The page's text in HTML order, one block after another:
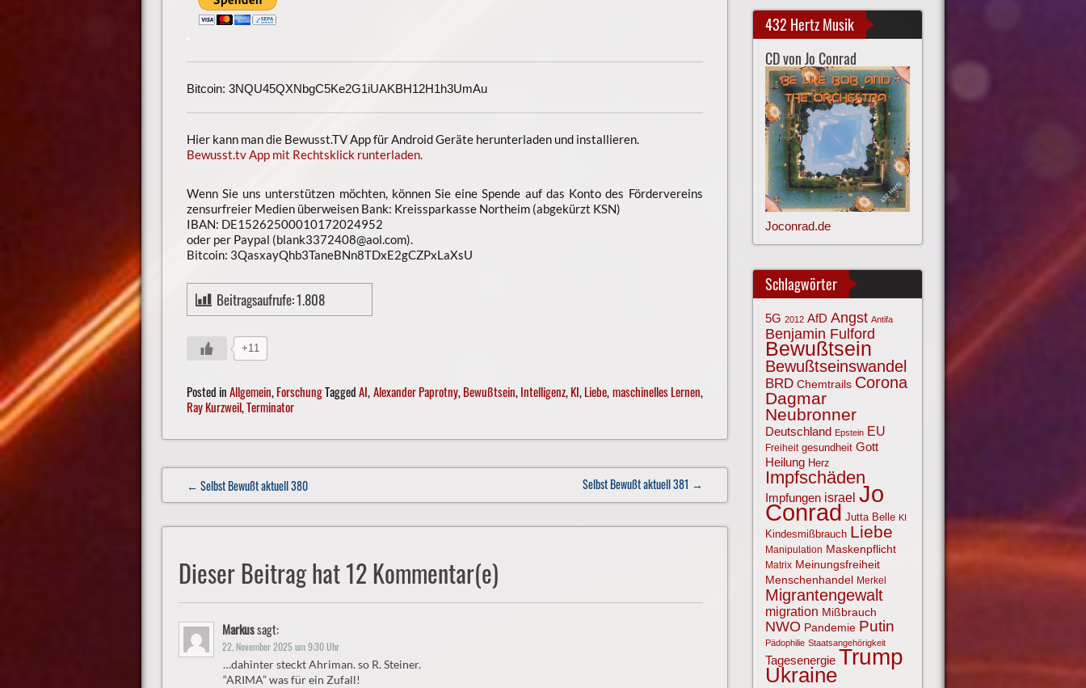
Bitcoin: 3NQU45QXNbgC5Ke2G1iUAKBH12H1h3UmAu
Hier kann man die Bewusst.TV App für Android Geräte herunterladen und installieren.
Bewusst.tv App mit Rechtsklick runterladen.
Wenn Sie uns unterstützen möchten, können Sie eine Spende auf das Konto des Fördervereins
zensurfreier Medien überweisen Bank: Kreissparkasse Northeim (abgekürzt KSN)
IBAN: DE15262500010172024952
oder per Paypal (blank3372408@aol.com).
Bitcoin: 3QasxayQhb3TaneBNn8TDxE2gCZPxLaXsU
Beitragsaufrufe:1.808
+11
Posted inAllgemein,ForschungTaggedAI,Alexander Paprotny,Bewußtsein,Intelligenz,KI,Liebe,maschinelles Lernen,
Ray Kurzweil,Terminator
Post
navigation
← Selbst Bewußt aktuell 380 Selbst Bewußt aktuell 381 →
Dieser Beitrag hat 12 Kommentar(e)
Markussagt:
22. November 2025 um 9:30 Uhr
…dahinter steckt Ahriman. so R. Steiner.
“ARIMA” was für ein Zufall!
432 Hertz Musik
CD von Jo Conrad
Joconrad.de
Schlagwörter
5G 2012 AfD Angst Antifa
Benjamin Fulford
Bewußtsein
Bewußtseinswandel
BRD Chemtrails Corona
Dagmar
Neubronner
Deutschland Epstein EU
Freiheit gesundheit Gott
Heilung Herz
Impfschäden
Impfungen israel Jo
Conrad Jutta Belle KI
Kindesmißbrauch Liebe
Manipulation Maskenpflicht
Matrix Meinungsfreiheit
Menschenhandel Merkel
Migrantengewalt
migration Mißbrauch
NWO Pandemie Putin
Pädophilie Staatsangehörigkeit
Tagesenergie Trump
Ukraine